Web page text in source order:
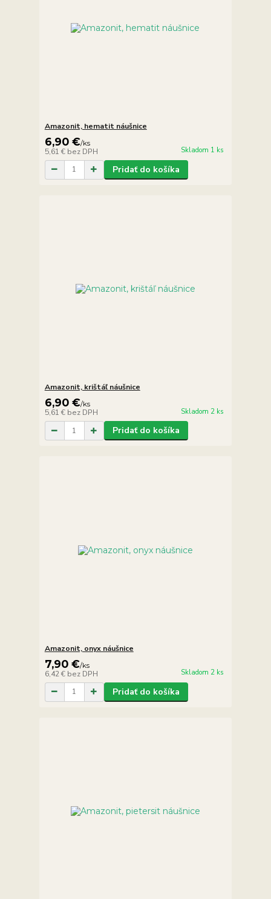
Amazonit, hematit náušnice
6,90 €/ks
5,61 € bez DPH Skladom 1 ks
Pridať do košíka
Amazonit, krištáľ náušnice
6,90 €/ks
5,61 € bez DPH Skladom 2 ks
Pridať do košíka
Amazonit, onyx náušnice
7,90 €/ks
6,42 € bez DPH Skladom 2 ks
Pridať do košíka